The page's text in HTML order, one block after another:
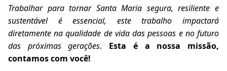
Trabalhar para tornar Santa Maria segura, resiliente e
sustentável é essencial, este trabalho impactará
diretamente na qualidade de vida das pessoas e no futuro
das próximas gerações. Esta é a nossa missão,
contamos com você!